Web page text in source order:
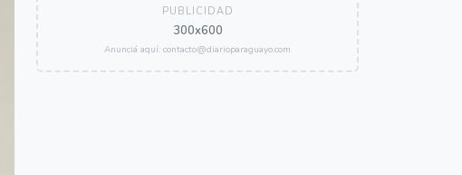
PUBLICIDAD
300x600
Anunciá aquí: contacto@diarioparaguayo.com